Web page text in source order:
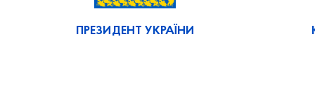
ПРЕЗИДЕНТ УКРАЇНИ